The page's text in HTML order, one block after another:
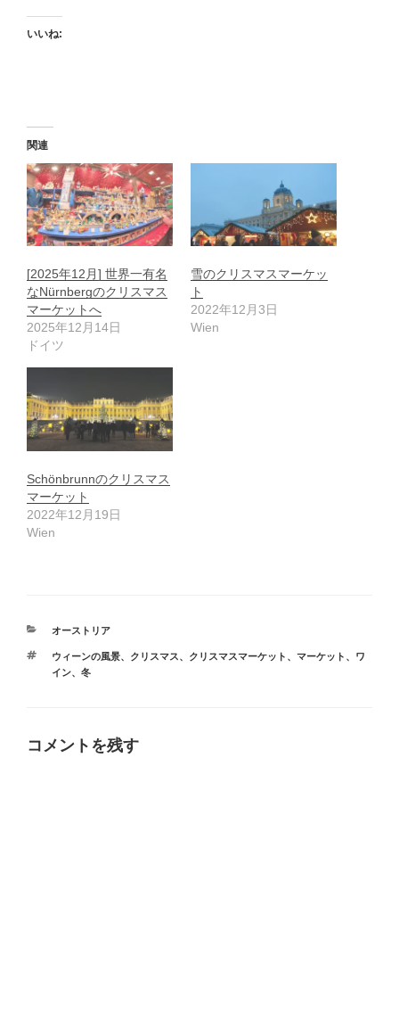
いいね:
関連
[2025年12月] 世界一有名
なNürnbergのクリスマス
マーケットへ
2025年12月14日
ドイツ
雪のクリスマスマーケッ
ト
2022年12月3日
Wien
Schönbrunnのクリスマス
マーケット
2022年12月19日
Wien
カ
ゴ
リ
オーストリア
タ
グ
ウィーンの風景、 クリスマス、 クリスマスマーケット 、 マーケット 、
ワ
イン、 冬
コメントを残す